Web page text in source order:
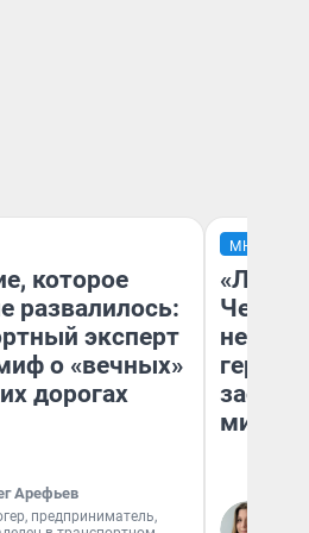
которое
развалилось:
эксперт
о «вечных»
дорогах
Арефьев
предприниматель,
МНЕНИЕ
«Люди
Чем
герои